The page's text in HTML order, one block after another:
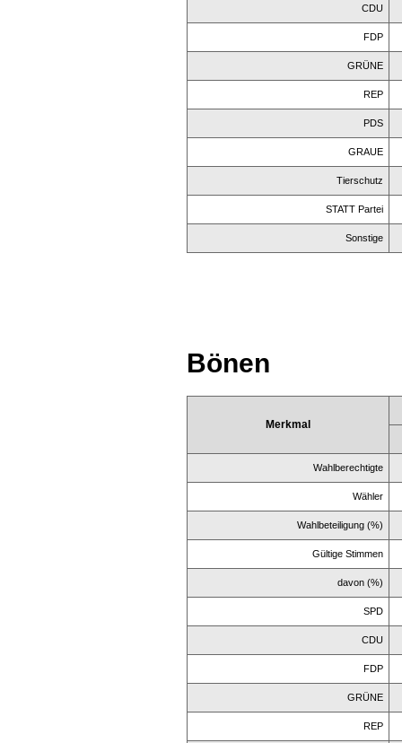
CDU
FDP
GRÜNE
REP
PDS
GRAUE
Tierschutz
STATT Partei
Sonstige
Bönen
Merkmal
Wahlberechtigte
Wähler
Wahlbeteiligung (%)
Gültige Stimmen
davon (%)
SPD
CDU
FDP
GRÜNE
REP